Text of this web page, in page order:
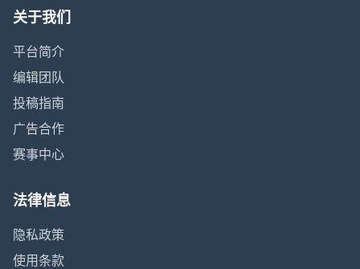
关于我们
平台简介
编辑团队
投稿指南
广告合作
赛事中心
法律信息
隐私政策
使用条款